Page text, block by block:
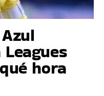
hora